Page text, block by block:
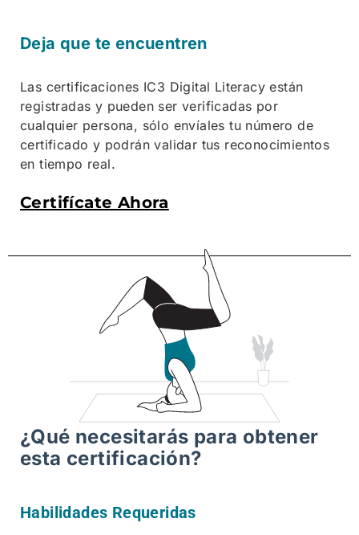
Deja que te encuentren
Las certificaciones IC3 Digital Literacy están
registradas y pueden ser verificadas por
cualquier persona, sólo envíales tu número de
certificado y podrán validar tus reconocimientos
en tiempo real.
Certifícate Ahora
¿Qué necesitarás para obtener
esta certificación?
Habilidades Requeridas